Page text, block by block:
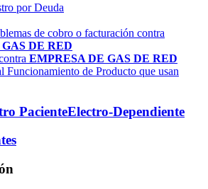
por Deuda
de cobro o facturación contra
DE RED
EMPRESA DE GAS DE RED
Funcionamiento de Producto que usan
PacienteElectro-Dependiente